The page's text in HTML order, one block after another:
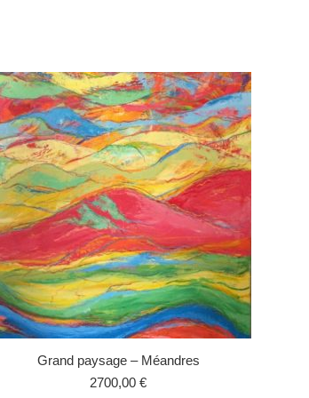
Grand paysage – Méandres
2700,00 €